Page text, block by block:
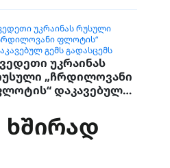
ᲣᲙᲠᲐᲘᲜᲐᲡ ᲠᲣᲡᲣᲚᲘ
ᲤᲚᲝᲢᲘᲡ“
ᲒᲔᲛᲡ ᲒᲐᲓᲐᲡᲪᲔᲛᲡ
უკრაინას
„ჩრდილოვანი
დაკავებულ
ᲮᲨᲘᲠᲐᲓ